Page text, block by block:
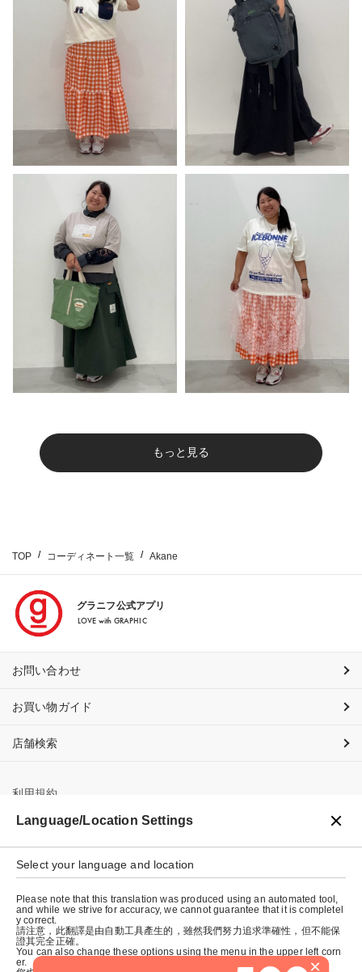
もっと見る
TOP コーディネート一覧 Akane
グラニフ公式アプリ
LOVE with GRAPHIC
お問い合わせ
お買い物ガイド
店舗検索
利用規約
プライバシーポリシー
特定商取引法に基づく表示
会社概要
×
Language/Location Settings
Select your language and location
Please note that this translation was produced using an automated tool,
and while we strive for accuracy, we cannot guarantee that it is completel
y correct.
請注意，此翻譯是由自動工具產生的，雖然我們努力追求準確性，但不能保
證其完全正確。
You can also change these options using the menu in the upper left corn
er.